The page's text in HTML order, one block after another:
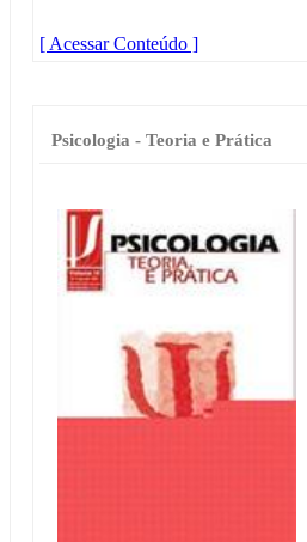
[ Acessar Conteúdo ]
Psicologia - Teoria e Prática